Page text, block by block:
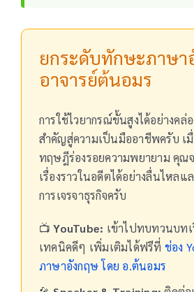
ยกระดับทักษะภาษา
อาจารย์ต้นอมร
การใช้ไวยากรณ์ขั้นสูงได้อย่างคล่
สำคัญสู่ความเป็นมืออาชีพครับ เ
ทฤษฎีร่องรอยความพยายาม คุณจ
เรื่องราวในอดีตได้อย่างลื่นไหลแ
การเจรจาธุรกิจครับ
📺YouTube: เข้าไปทบทวนบท
เทคนิคดีๆ เพิ่มเติมได้ฟรีที่ ช่อง
ภาษาอังกฤษ โดย อ.ต้นอมร